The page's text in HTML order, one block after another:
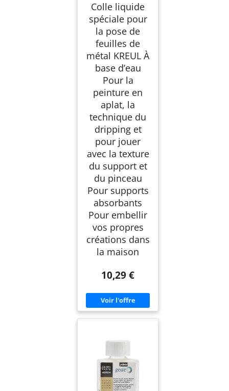
d’eau pour la pose de
feuilles de métal
Colle liquide
spéciale pour
la pose de
feuilles de
métal KREUL À
base d’eau
Pour la
peinture en
aplat, la
technique du
dripping et
pour jouer
avec la texture
du support et
du pinceau
Pour supports
absorbants
Pour embellir
vos propres
créations dans
la maison
10,29 €